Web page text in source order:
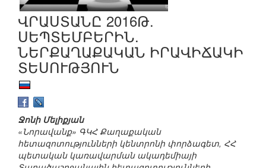
ՎՐԱՍՏԱՆԸ 2016Թ.
ՍԵՊՏԵՄԲԵՐԻՆ.
ՆԵՐՔԱՂԱՔԱԿԱՆ ԻՐԱՎԻՃԱԿԻ
ՏԵՍՈՒԹՅՈՒՆ
Ջոնի Մելիքյան
«Նորավանք» ԳԿՀ Քաղաքական
հետազոտությունների կենտրոնի փորձագետ, ՀՀ
պետական կառավարման ակադեմիայի